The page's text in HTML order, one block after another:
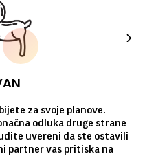
za svoje planove.
odluka druge strane
uvereni da ste ostavili
partner vas pritiska na